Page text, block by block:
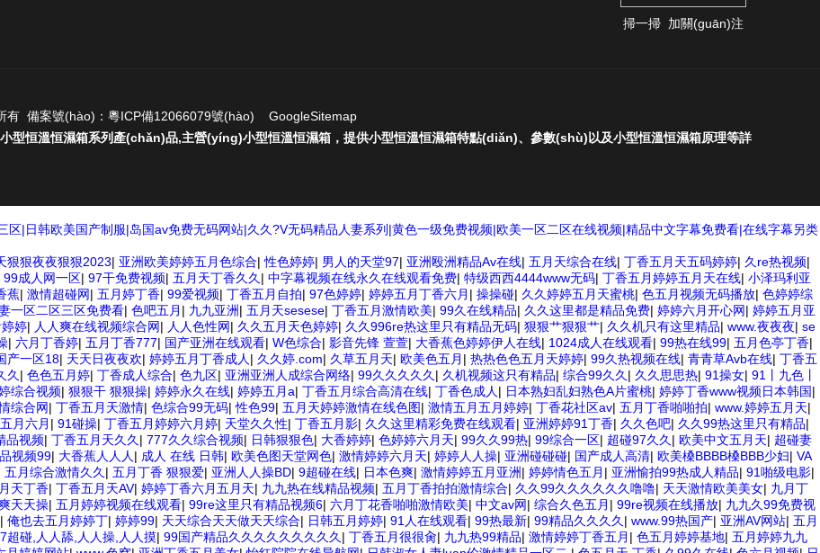
掃一掃 加關(guān)注
有 備案號(hào)： 粵ICP備12066079號(hào)
GoogleSitemap
恒溫恒濕箱系列產(chǎn)品,主營(yíng)小型恒溫恒濕箱，提供小型恒溫恒濕箱特點(diǎn)、參數(shù)以及小型恒溫恒濕箱原理等詳
|日韩欧美国产制服|岛国av免费无码网站|久久?V无码精品人妻系列|黄色一级免费视频|欧美一区二区在线视频|精品中文字幕免费看|在线字幕另类
狠狠夜夜狠狠2023| 亚洲欧美婷婷五月色综合|性色婷婷| 男人的天堂97| 亚洲殴洲精品Av在线| 五月天综合在线| 丁香五月天五码婷婷| 久re热视频|
99成人网一区| 97干免费视频| 五月天丁香久久 | 中字幕视频在线永久在线观看免费| 特级西西4444www无码| 丁香五月婷婷五月天在线| 小泽玛利亚
蕉| 激情超碰网| 五月婷丁香| 99爱视频| 丁香五月自拍| 97色婷婷| 婷婷五月丁香六月 | 操操碰| 久久婷婷五月天蜜桃| 色五月视频无码播放| 色婷婷综
一区二区三区免费看| 色吧五月 | 九九亚洲| 五月天sesese| 丁香五月激情欧美| 99久在线精品| 久久这里都是精品免费| 婷婷六月开心网| 婷婷五月亚
婷| 人人爽在线视频综合网| 人人色性网| 久久五月天色婷婷| 久久996re热这里只有精品无码| 狠狠艹狠狠艹| 久久机只有这里精品| www.夜夜夜| se
| 六月丁香婷| 五月丁香777| 国产亚洲在线观看| W色综合| 影音先锋 萱萱| 大香蕉色婷婷伊人在线| 1024成人在线观看| 99热在线99| 五月色亭丁香|
产一区18| 天天日夜夜欢| 婷婷五月丁香成人 | 久久婷.com| 久草五月天| 欧美色五月 | 热热色色五月天婷婷| 99久热视频在线| 青青草Avb在线| 丁香五
久 | 色色五月婷| 丁香成人综合| 色九区| 亚洲亚洲人成综合网络| 99久久久久久 | 久机视频这只有精品| 综合99久久 | 久久思思热| 91操女| 91丨九色丨
综合视频| 狠狠干 狠狠操| 婷婷永久在线| 婷婷五月a| 丁香五月综合高清在线| 丁香色成人 | 日本熟妇乱妇熟色A片蜜桃| 婷婷丁香www视频日本韩国|
综合网| 丁香五月天激情| 色综合99无码|性色99| 五月天婷婷激情在线色图| 激情五月五月婷婷| 丁香花社区av| 五月丁香啪啪拍| www.婷婷五月天|
月六月 | 91碰操| 丁香五月婷婷六月婷| 天堂久久性| 丁香五月影| 久久这里精彩免费在线观看| 亚洲婷婷91丁香| 久久色吧| 久久99热这里只有精品|
品视频| 丁香五月天久久 | 777久久综合视频| 日韩狠狠色| 大香婷婷| 色婷婷六月天| 99久久99热| 99综合一区| 超碰97久久 | 欧美中文五月天| 超碰妻
视频99| 大香蕉人人人 | 成人 在线 日韩| 欧美色图天堂网色| 激情婷婷六月天| 婷婷人人操| 亚洲碰碰碰| 国产成人高清| 欧美槡BBBB槡BBB少妇| VA
五月综合激情久久 | 五月丁香 狠狠爱| 亚洲人人操BD| 9超碰在线| 日本色爽| 激情婷婷五月亚洲| 婷婷情色五月 | 亚洲愉拍99热成人精品| 91啪级电影|
天丁香| 丁香五月天AV| 婷婷丁香六月五月天| 九九热在线精品视频| 五月丁香拍拍激情综合| 久久99久久久久久久噜噜| 天天激情欧美美女| 九月丁
天天操| 五月婷婷视频在线观看| 99re这里只有精品视频6| 六月丁花香啪啪激情欧美| 中文av网| 综合久色五月 | 99re视频在线播放| 九九久99免费视
| 俺也去五月婷婷丁| 婷婷99| 天天综合天天做天天综合| 日韩五月婷婷| 91人在线观看| 99热最新| 99精品久久久久 | www.99热国产| 亚洲AV网站| 五月
超碰,人人舔,人人操,人人摸| 99国产精品久久久久久久久久久 | 丁香五月很很肏| 九九热99精品| 激情婷婷丁香五月 | 色五月婷婷基地| 五月婷婷九九